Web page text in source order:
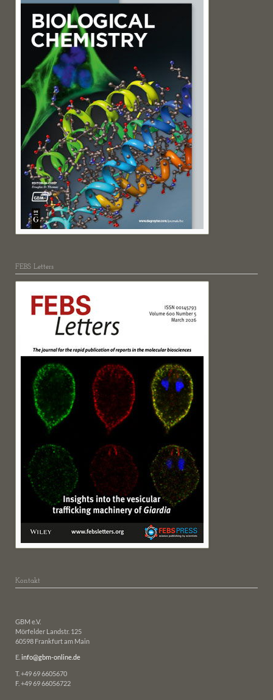
FEBS Letters
Kontakt
GBM e.V.
Mörfelder Landstr. 125
60598 Frankfurt am Main
E. info@gbm-online.de
T. +49 69 6605670
F. +49 69 66056722